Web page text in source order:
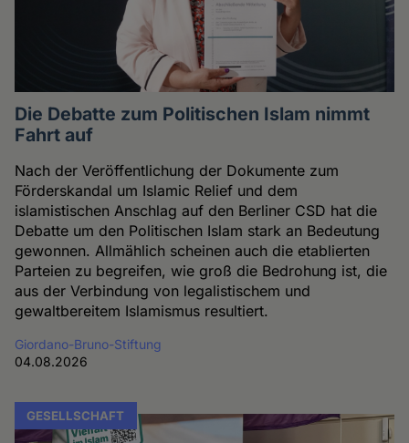
Die Debatte zum Politischen Islam nimmt
Fahrt auf
Nach der Veröffentlichung der Dokumente zum
Förderskandal um Islamic Relief und dem
islamistischen Anschlag auf den Berliner CSD hat die
Debatte um den Politischen Islam stark an Bedeutung
gewonnen. Allmählich scheinen auch die etablierten
Parteien zu begreifen, wie groß die Bedrohung ist, die
aus der Verbindung von legalistischem und
gewaltbereitem Islamismus resultiert.
Giordano-Bruno-Stiftung
04.08.2026
GESELLSCHAFT